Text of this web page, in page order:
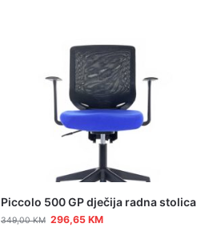
Piccolo 500 GP dječija radna stolica
349,00KM 296,65KM